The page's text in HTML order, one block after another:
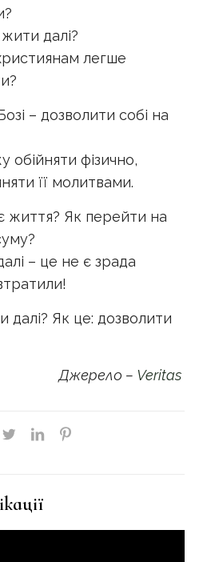
далі?
легше
– дозволити собі на
фізично,
її молитвами.
життя? Як перейти на
– це не є зрада
далі? Як це: дозволити
Джерело – Veritas